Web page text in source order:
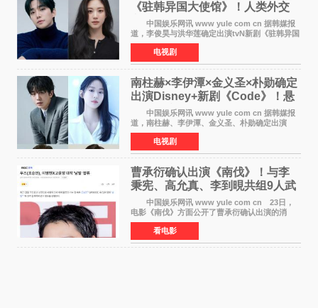
《驻韩异国大使馆》！人类外交
官与“龙”大使的奇幻
中国娱乐网讯 www yule com cn 据韩媒报
道，李俊昊与洪华莲确定出演tvN新剧《驻韩异国
大使馆》，分别担任男女主角，引发期待。
该剧讲述了一位因管理驻韩异国大使馆（负责管
理居住在大韩
电视剧
南柱赫×李伊潭×金义圣×朴勋确定
出演Disney+新剧《Code》！悬
疑犯罪惊悚明年上线
中国娱乐网讯 www yule com cn 据韩媒报
道，南柱赫、李伊潭、金义圣、朴勋确定出演
Disney+新剧《Code》，该剧预计将于明年播
出，引发高度关注。 本剧改编自同名人气台
剧，讲述了一位往来
电视剧
曹承衍确认出演《南伐》！与李
秉宪、高允真、李到晛共组9人武
士团
中国娱乐网讯 www yule com cn 23日，
电影《南伐》方面公开了曹承衍确认出演的消
息。通过歌手活动展现出独特色彩的曹承衍将在
片中饰演拥有出色弓箭技术的弓箭手，他将在这
一历史动作大片中展
看电影